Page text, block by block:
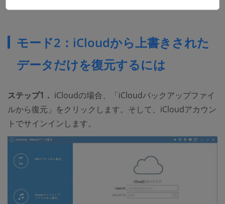
モード2：iCloudから上書きされた
データだけを復元するには
ステップ1． iCloudの場合、「iCloudバックアップファイ
ルから復元」をクリックします。そして、iCloudアカウン
トでサインインします。